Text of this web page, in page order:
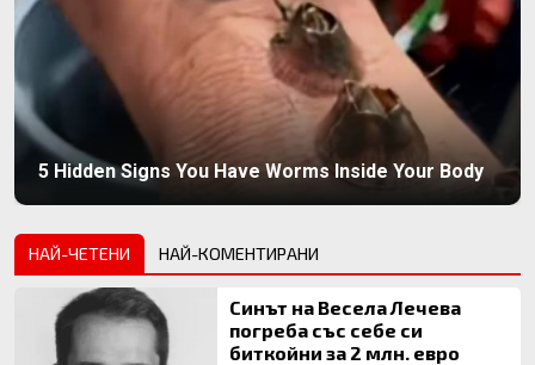
5 Hidden Signs You Have Worms Inside Your Body
НАЙ-ЧЕТЕНИ НАЙ-КОМЕНТИРАНИ
Синът на Весела Лечева
погреба със себе си
биткойни за 2 млн. евро